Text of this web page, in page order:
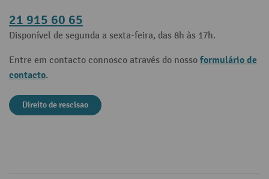
21 915 60 65
Disponível de segunda a sexta-feira, das 8h às 17h.
Entre em contacto connosco através do nosso formulário de
contacto.
Direito de rescisao